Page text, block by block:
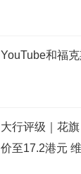
YouTube和福
大行评级｜花
价至17.2港元